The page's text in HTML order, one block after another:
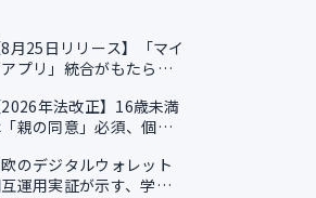
8月25日リリース】「マイ
プリ」統合がもたらす
2026年法改正】16歳未満
親の同意」必須、個人
実務課題
のデジタルウォレット
運用実証が示す、学習